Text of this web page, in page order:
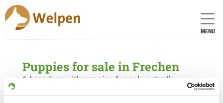
MENU
Puppies for sale in Frechen
1 breeders with puppies for sale actually